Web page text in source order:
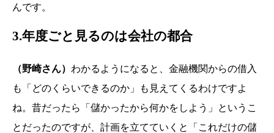
んです。
3.年度ごと見るのは会社の都合
（野崎さん） わかるようになると、金融機関からの借入
も「どのくらいできるのか」も見えてくるわけですよ
ね。昔だったら「儲かったから何かをしよう」というこ
とだったのですが、計画を立てていくと「これだけの儲